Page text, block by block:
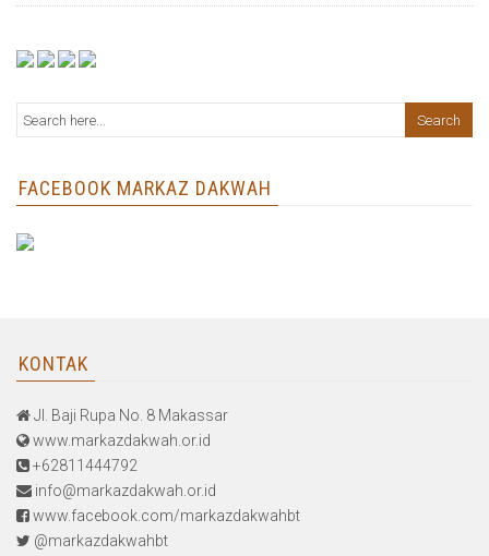
FACEBOOK MARKAZ DAKWAH
KONTAK
Jl. Baji Rupa No. 8 Makassar
www.markazdakwah.or.id
+62811444792
info@markazdakwah.or.id
www.facebook.com/markazdakwahbt
@markazdakwahbt